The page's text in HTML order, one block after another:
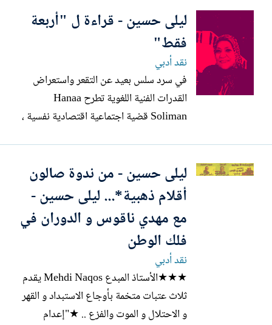
ا
ليلى حسين - قراءة ل "أربعة
فقط"
نقد أدبي
في سرد سلس بعيد عن التقعر واستعراض
القدرات الفنية اللغوية تطرح Hanaa
Soliman قضية اجتماعية اقتصادية نفسية ،
البشرية والطبيعية.. ★تكاتفت مواطن الضعف
الإنساني والاجتماعي والطموحات المتواضعة
في حق عيش آدمي مستقر تعليما وسكنا...
ليلى حسين - من ندوة صالون
أقلام ذهبية*... ليلى حسين -
مع مهدي ناقوس و الدوران في
فلك الوطن
نقد أدبي
★★★الأستاذ المبدع Mehdi Naqos يقدم
ثلاث عتبات متخمة بأوجاع الاستبداد و القهر
و الاحتلال و الموت والفزع .. ★"إعدام